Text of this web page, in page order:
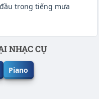
đầu trong tiếng mưa
NHẠC CỤ
Piano